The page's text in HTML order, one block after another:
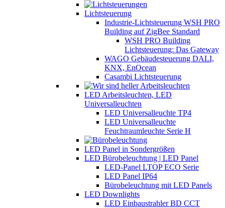
Lichtsteuerung
Industrie-Lichtsteuerung WSH PRO
Building auf ZigBee Standard
WSH PRO Building
Lichtsteuerung: Das Gateway
WAGO Gebäudesteuerung DALI,
KNX, EnOcean
Casambi Lichtsteuerung
LED Arbeitsleuchten, LED
Universalleuchten
LED Universalleuchte TP4
LED Universalleuchte
Feuchtraumleuchte Serie H
LED Panel in Sondergrößen
LED Bürobeleuchtung | LED Panel
LED-Panel LTOP ECO Serie
LED Panel IP64
Bürobeleuchtung mit LED Panels
LED Downlights
LED Einbaustrahler BD CCT